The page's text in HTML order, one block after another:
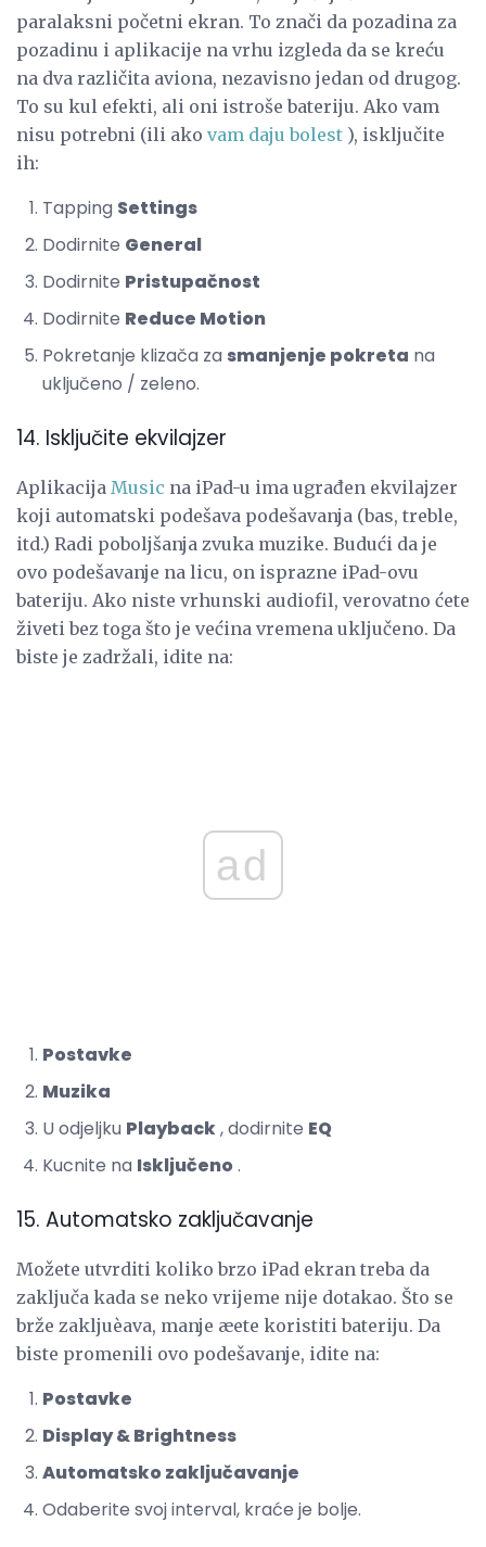
paralaksni početni ekran. To znači da pozadina za
pozadinu i aplikacije na vrhu izgleda da se kreću
na dva različita aviona, nezavisno jedan od drugog.
To su kul efekti, ali oni istroše bateriju. Ako vam
nisu potrebni (ili ako vam daju bolest ), isključite
ih:
Tapping Settings
Dodirnite General
Dodirnite Pristupačnost
Dodirnite Reduce Motion
Pokretanje klizača za smanjenje pokreta na
uključeno / zeleno.
14. Isključite ekvilajzer
Aplikacija Music na iPad-u ima ugrađen ekvilajzer
koji automatski podešava podešavanja (bas, treble,
itd.) Radi poboljšanja zvuka muzike. Budući da je
ovo podešavanje na licu, on isprazne iPad-ovu
bateriju. Ako niste vrhunski audiofil, verovatno ćete
živeti bez toga što je većina vremena uključeno. Da
biste je zadržali, idite na:
ad
Postavke
Muzika
U odjeljku Playback, dodirnite EQ
Kucnite na Isključeno.
15. Automatsko zaključavanje
Možete utvrditi koliko brzo iPad ekran treba da
zaključa kada se neko vrijeme nije dotakao. Što se
brže zakljuèava, manje æete koristiti bateriju. Da
biste promenili ovo podešavanje, idite na:
Postavke
Display & Brightness
Automatsko zaključavanje
Odaberite svoj interval, kraće je bolje.